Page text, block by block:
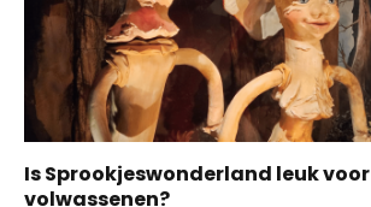
Is Sprookjeswonderland leuk voor
volwassenen?